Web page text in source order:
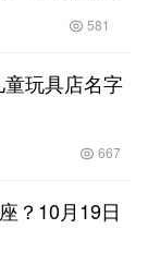
581
玩具店名字
667
？10月19日